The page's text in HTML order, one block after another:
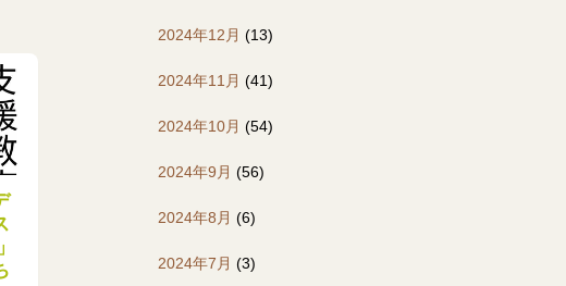
2024年12月 (13)
2024年11月 (41)
2024年10月 (54)
2024年9月 (56)
2024年8月 (6)
2024年7月 (3)